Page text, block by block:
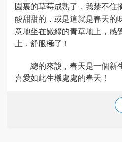
園裏的草莓成熟了，我禁不住
酸甜甜的，或是這就是春天的
意地坐在嫩綠的青草地上，感
上，舒服極了！
總的來說，春天是一個新
喜愛如此生機處處的春天！